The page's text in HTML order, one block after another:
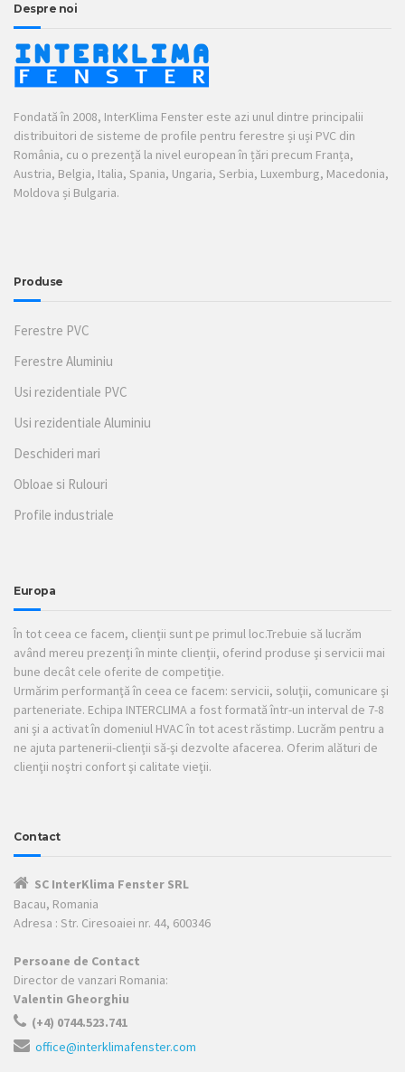
Despre noi
Fondată în 2008, InterKlima Fenster este azi unul dintre principalii
distribuitori de sisteme de profile pentru ferestre și uși PVC din
România, cu o prezență la nivel european în țări precum Franța,
Austria, Belgia, Italia, Spania, Ungaria, Serbia, Luxemburg, Macedonia,
Moldova și Bulgaria.
Produse
Ferestre PVC
Ferestre Aluminiu
Usi rezidentiale PVC
Usi rezidentiale Aluminiu
Deschideri mari
Obloae si Rulouri
Profile industriale
Europa
În tot ceea ce facem, clienţii sunt pe primul loc.Trebuie să lucrăm
având mereu prezenţi în minte clienţii, oferind produse şi servicii mai
bune decât cele oferite de competiţie.
Urmărim performanţă în ceea ce facem: servicii, soluţii, comunicare şi
parteneriate. Echipa INTERCLIMA a fost formată într-un interval de 7-8
ani şi a activat în domeniul HVAC în tot acest răstimp. Lucrăm pentru a
ne ajuta partenerii-clienţii să-şi dezvolte afacerea. Oferim alături de
clienţii noştri confort şi calitate vieţii.
Contact
SC InterKlima Fenster SRL
Bacau, Romania
Adresa : Str. Ciresoaiei nr. 44, 600346
Persoane de Contact
Director de vanzari Romania:
Valentin Gheorghiu
(+4) 0744.523.741
office@interklimafenster.com